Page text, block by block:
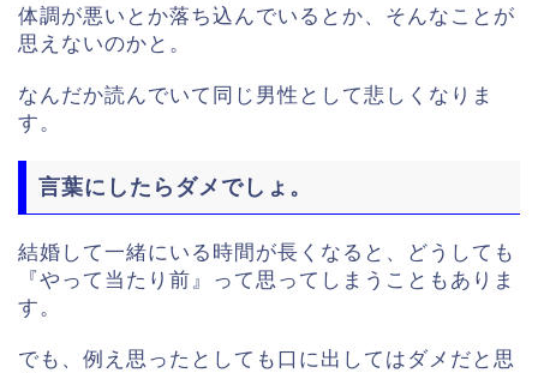
体調が悪いとか落ち込んでいるとか、そんなことが
思えないのかと。
なんだか読んでいて同じ男性として悲しくなりま
す。
言葉にしたらダメでしょ。
結婚して一緒にいる時間が長くなると、どうしても
『やって当たり前』って思ってしまうこともありま
す。
でも、例え思ったとしても口に出してはダメだと思